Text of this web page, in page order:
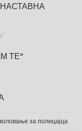
ТЕ“
за полицајца